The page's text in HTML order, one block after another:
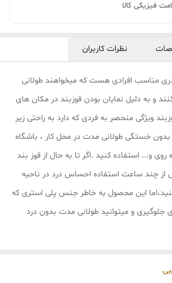
فیزیکی کالا
نظرات کاربران
مناسب افرادی هست که میخواهند طولانی
و به دلیل نمایان بودن قوزبند در مکان های
ویژگی منحصر به فردی که دارد به راحتی زیر
بدون خستگی طولانی مدت در محل کار ، باشگاه
و... استفاده کنید .اگر تا به حال از قوز بند
از چند ساعت استفاده احساس درد در ناحیه
این محصول به خاطر جنس پلی استری که
جلوگیری و میتوانید طولانی مدت بدون درد